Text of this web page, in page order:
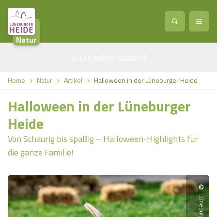
Natur
Service
Region / Orte
Veranstaltungen
Karte
Natur
Natur
Heideblüte
Naturpark Lüneburger Heide
Erlebnis
Heide Park Resort
Barfußpark Egestorf
Vital
Vital
Wellness
Stadt
Stadt
Barriere­freiheits-Einstell­ungen
Anreise Abreise
Ort
Personen
Suchen
Home Natur Artikel Halloween in der Lüneburger Heide
Halloween in der Lüneburger
Heide
Von Schaurig bis spaßig – Halloween-Highlights für
die ganze Familie!
©